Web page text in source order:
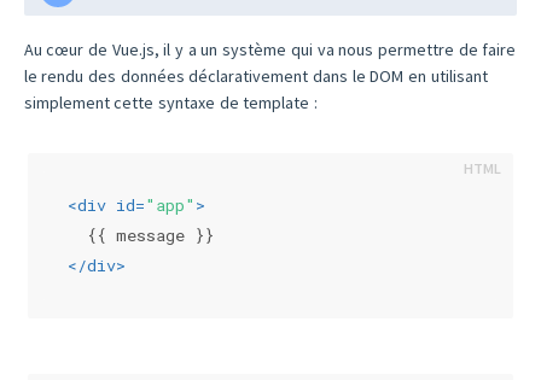
Au cœur de Vue.js, il y a un système qui va nous permettre de faire
le rendu des données déclarativement dans le DOM en utilisant
simplement cette syntaxe de template :
<div id="app" >
  {{ message }}
</div>